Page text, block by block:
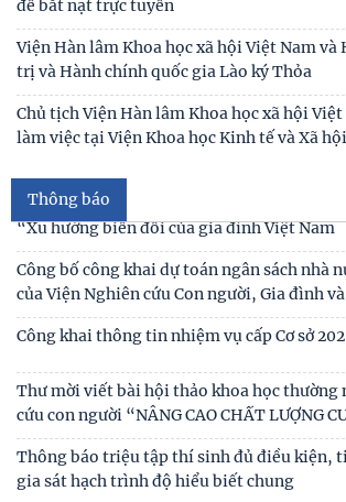
Sáng kiến của Cộng hòa Dân chủ Nhân dân
Bản tin Đài Truyền hình Hà Nội: Lễ Khai
"Kết nối truyền thống - Vững bước tương
Người cao tuổi trong ba luận điểm lớn của
Thái độ của học sinh trung học phổ thông ở
đề bắt nạt trực tuyến
Viện Hàn lâm Khoa học xã hội Việt Nam và
trị và Hành chính quốc gia Lào ký Thỏa
Chủ tịch Viện Hàn lâm Khoa học xã hội Việt
làm việc tại Viện Khoa học Kinh tế và Xã hội
Thông báo
Thư cảm ơn
Thư mời viết bài tham gia Hội thảo khoa
giáo dục trẻ em trong kỷ nguyên số”
Thư mời viết bài Hội thảo khoa học quốc tế
Thư mời viết báo cáo tham luận Hội thảo
“Xu hướng biến đổi của gia đình Việt Nam
Công bố công khai dự toán ngân sách nhà
của Viện Nghiên cứu Con người, Gia đình và